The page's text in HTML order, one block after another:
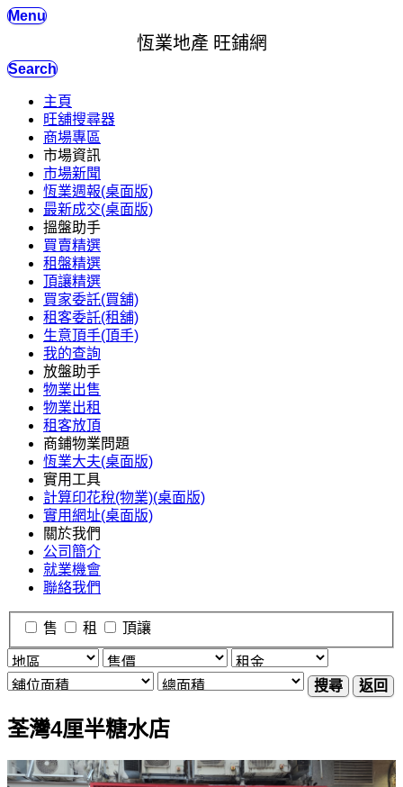
Menu
恆業地產 旺鋪網
Search
主頁
旺舖搜尋器
商場專區
市場資訊
市場新聞
恆業週報(桌面版)
最新成交(桌面版)
搵盤助手
買賣精選
租盤精選
頂讓精選
買家委託(買舖)
租客委託(租舖)
生意頂手(頂手)
我的查詢
放盤助手
物業出售
物業出租
租客放頂
商鋪物業問題
恆業大夫(桌面版)
實用工具
計算印花稅(物業)(桌面版)
實用網址(桌面版)
關於我們
公司簡介
就業機會
聯絡我們
售 租 頂讓
搜尋 返回
荃灣4厘半糖水店